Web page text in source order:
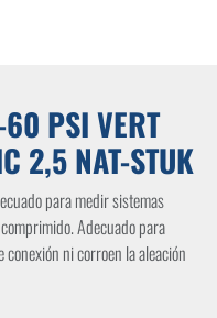
60 PSI VERT
2,5 NAT-STUK
para medir sistemas
Adecuado para
ni corroen la aleación